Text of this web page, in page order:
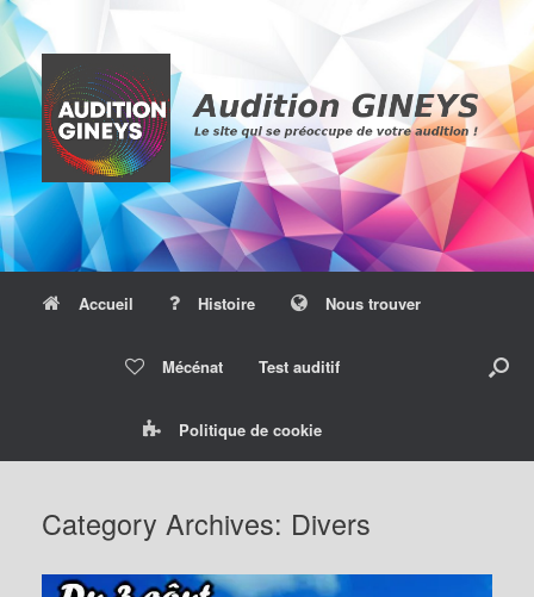
Skip
content
Accueil Histoire Nous trouver
Mécénat Test auditif
Politique de cookie
Category Archives: Divers